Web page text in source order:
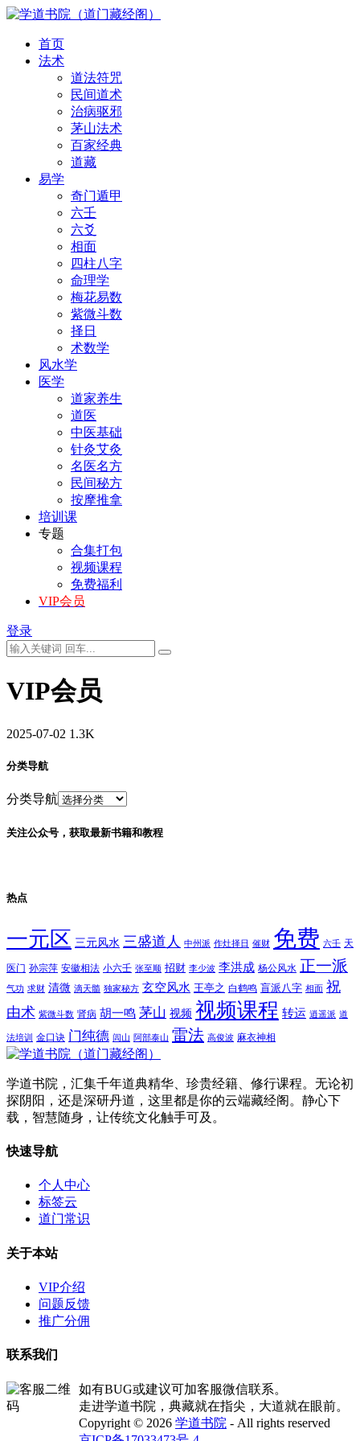
首页
法术
道法符咒
民间道术
治病驱邪
茅山法术
百家经典
道藏
易学
奇门遁甲
六壬
六爻
相面
四柱八字
命理学
梅花易数
紫微斗数
择日
术数学
风水学
医学
道家养生
道医
中医基础
针灸艾灸
名医名方
民间秘方
按摩推拿
培训课
专题
合集打包
视频课程
免费福利
VIP会员
登录
VIP会员
2025-07-02 1.3K
分类导航
分类导航
关注公众号，获取最新书籍和教程
热点
一元区 三元风水 三盛道人 中州派 作灶择日 催财 免费 六壬 天
医门 孙宗萍 安徽相法 小六壬 张至顺 招财 李少波 李洪成 杨公风水 正一派
气功 求财 清微 滴天髓 独家秘方 玄空风水 王亭之 白鹤鸣 盲派八字 相面 祝
由术 紫微斗数 肾病 胡一鸣 茅山 视频 视频课程 转运 逍遥派 道
法培训 金口诀 门纯德 闾山 阿部泰山 雷法 高俊波 麻衣神相
学道书院，汇集千年道典精华、珍贵经籍、修行课程。无论初
探阴阳，还是深研丹道，这里都是你的云端藏经阁。静心下
载，智慧随身，让传统文化触手可及。
快速导航
个人中心
标签云
道门常识
关于本站
VIP介绍
问题反馈
推广分佣
联系我们
如有BUG或建议可加客服微信联系。
走进学道书院，典藏就在指尖，大道就在眼前。
Copyright © 2026 学道书院 - All rights reserved